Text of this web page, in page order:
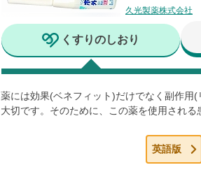
久光製薬株式会社
くすりのしおり
薬には効果(ベネフィット)だけでなく副作用
大切です。そのために、この薬を使用される
英語版